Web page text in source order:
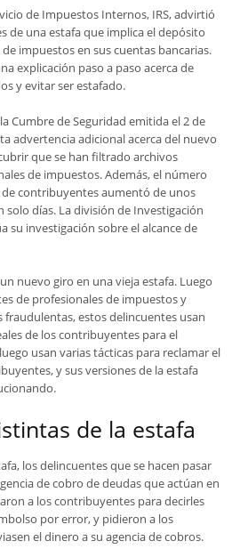
de Impuestos Internos, IRS, advirtió
de una estafa que implica el depósito
impuestos en sus cuentas bancarias.
explicación paso a paso acerca de
y evitar ser estafado.
Cumbre de Seguridad emitida el 2 de
advertencia adicional acerca del nuevo
que se han filtrado archivos
de impuestos. Además, el número
contribuyentes aumentó de unos
solo días. La división de Investigación
su investigación sobre el alcance de
nuevo giro en una vieja estafa. Luego
de profesionales de impuestos y
fraudulentas, estos delincuentes usan
de los contribuyentes para el
usan varias tácticas para reclamar el
y sus versiones de la estafa
de la estafa
los delincuentes que se hacen pasar
de cobro de deudas que actúan en
a los contribuyentes para decirles
por error, y pidieron a los
el dinero a su agencia de cobros.